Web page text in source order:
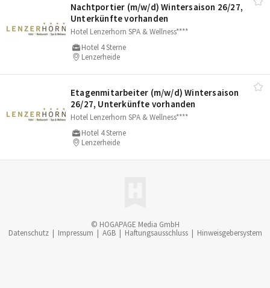
Nachtportier (m/​w/​d) Wintersaison 26/​27,
Unterkünfte vorhanden
Hotel Lenzerhorn SPA & Wellness****
Hotel 4 Sterne
Lenzerheide
Etagenmitarbeiter (m/​w/​d) Wintersaison
26/​27, Unterkünfte vorhanden
Hotel Lenzerhorn SPA & Wellness****
Hotel 4 Sterne
Lenzerheide
© HOGAPAGE Media GmbH
Datenschutz | Impressum | AGB | Haftungsausschluss | Hinweisgebersystem